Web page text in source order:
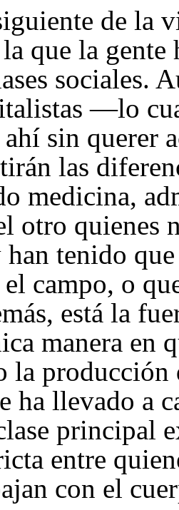
de la
que la
sociales.
—lo
ahí sin querer
las
medicina,
otro quienes
tenido
campo, o
está la
manera en
la producción
ha llevado a
principal
entre
con el